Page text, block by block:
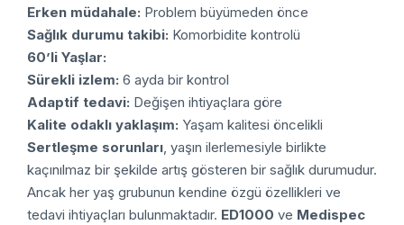
Erken müdahale: Problem büyümeden önce
Sağlık durumu takibi: Komorbidite kontrolü
60’li Yaşlar:
Sürekli izlem: 6 ayda bir kontrol
Adaptif tedavi: Değişen ihtiyaçlara göre
Kalite odaklı yaklaşım: Yaşam kalitesi öncelikli
Sertleşme sorunları, yaşın ilerlemesiyle birlikte
kaçınılmaz bir şekilde artış gösteren bir sağlık durumudur.
Ancak her yaş grubunun kendine özgü özellikleri ve
tedavi ihtiyaçları bulunmaktadır. ED1000 ve Medispec